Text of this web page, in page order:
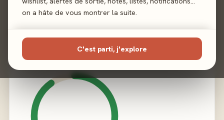
on a hâte de vous montrer la suite.
C'est parti, j'explore